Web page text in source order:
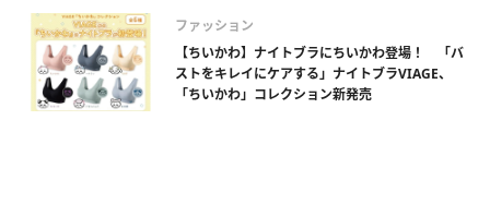
ファッション
【ちいかわ】ナイトブラにちいかわ登場！ 「バ
ストをキレイにケアする」ナイトブラVIAGE、
「ちいかわ」コレクション新発売